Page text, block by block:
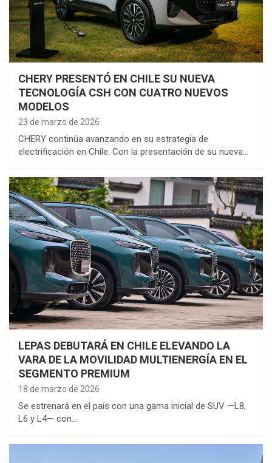
CHERY PRESENTÓ EN CHILE SU NUEVA
TECNOLOGÍA CSH CON CUATRO NUEVOS
MODELOS
23 de marzo de 2026
CHERY continúa avanzando en su estrategia de
electrificación en Chile. Con la presentación de su nueva…
LEPAS DEBUTARÁ EN CHILE ELEVANDO LA
VARA DE LA MOVILIDAD MULTIENERGÍA EN EL
SEGMENTO PREMIUM
18 de marzo de 2026
Se estrenará en el país con una gama inicial de SUV —L8,
L6 y L4— con…